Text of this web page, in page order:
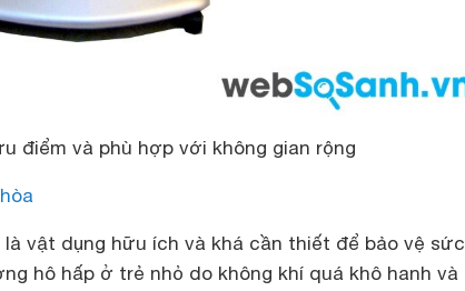
điểm và phù hợp với không gian rộng
vật dụng hữu ích và khá cần thiết để bảo vệ sức
hô hấp ở trẻ nhỏ do không khí quá khô hanh và